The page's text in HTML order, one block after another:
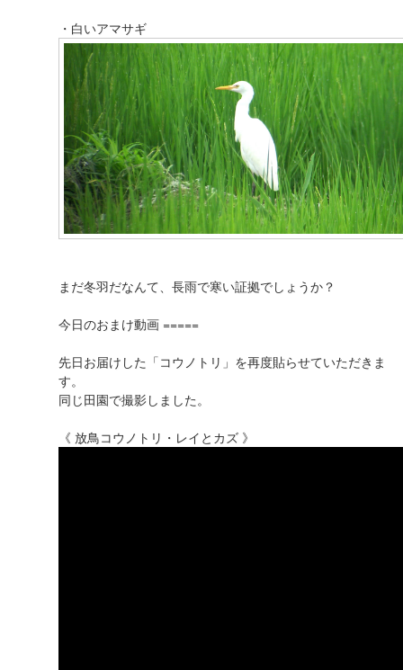
・白いアマサギ
まだ冬羽だなんて、長雨で寒い証拠でしょうか？
今日のおまけ動画 =====
先日お届けした「コウノトリ」を再度貼らせていただきま
す。
同じ田園で撮影しました。
《 放鳥コウノトリ・レイとカズ 》